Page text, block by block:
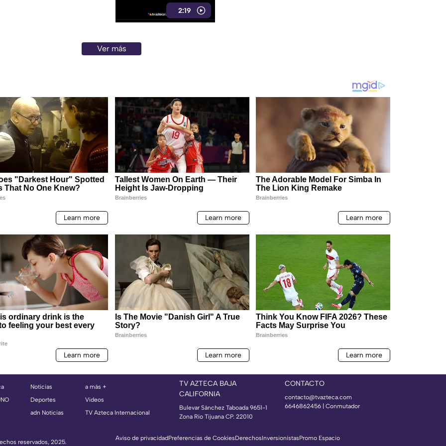
2:19
Ver más
Noticias
Deportes
adn Noticias
a más +
Videos
TV Azteca Internacional
TV AZTECA BAJA
CALIFORNIA
Bulevar Sánchez Taboada 9651-1
Zona Río Tijuana CP. 22010
CONTACTO
contacto@tvazteca.com
6646862456 | Conmutador
reservados, 2025.
Aviso de privacidadPreferencias de CookiesDerechosInversionistasPromo Espacio